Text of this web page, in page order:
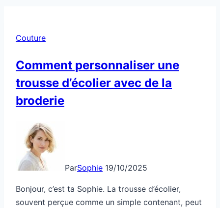
Couture
Comment personnaliser une
trousse d’écolier avec de la
broderie
ParSophie 19/10/2025
Bonjour, c’est ta Sophie. La trousse d’écolier,
souvent perçue comme un simple contenant, peut